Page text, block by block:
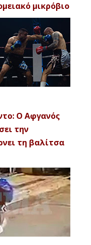
μικρόβιο
Ο Αφγανός
την
τη βαλίτσα